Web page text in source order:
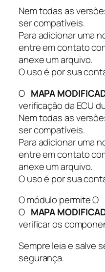
G
I
N
A
L
8
9
6
6
3
-
F
0
K
0
0
R
X
O
S
Nem todas as
ser compatíveis.
Para adicionar uma
entre em contato
anexe um arquivo.
O uso é por sua
O MAPA
verificação da ECU
Nem todas as
ser compatíveis.
Para adicionar uma
entre em contato
anexe um arquivo.
O uso é por sua
O módulo permite O
O MAPA
verificar os
Sempre leia e salve
segurança.